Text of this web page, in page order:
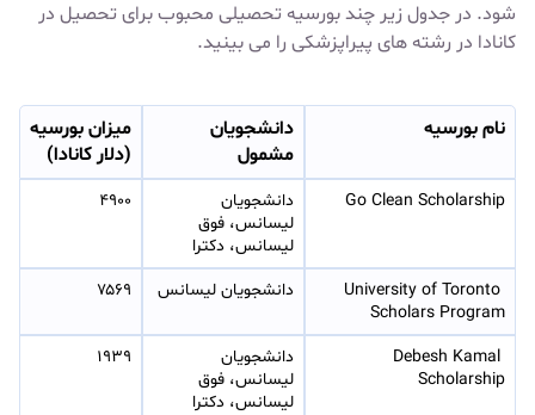
شود. در جدول زیر چند بورسیه تحصیلی محبوب برای تحصیل در
کانادا در رشته های پیراپزشکی را می بینید.
نام بورسیه
دانشجویان
مشمول
میزان بورسیه
(دلار کانادا)
Go Clean Scholarship
لیسانس، دکترا
۴۹۰۰
University of Toronto
Scholars Program
دانشجویان لیسانس ۷۵۶۹
Debesh Kamal
Scholarship
لیسانس، دکترا
۱۹۳۹